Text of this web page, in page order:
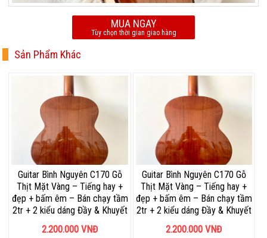
MUA NGAY
Tùy chọn thời gian giao hàng
Sản Phẩm Khác
Guitar Bình Nguyên C170 Gỗ
Thịt Mặt Vàng – Tiếng hay +
đẹp + bấm êm – Bán chạy tầm
2tr + 2 kiểu dáng Đầy & Khuyết
2.200.000 VNĐ
Guitar Bình Nguyên C170 Gỗ
Thịt Mặt Vàng – Tiếng hay +
đẹp + bấm êm – Bán chạy tầm
2tr + 2 kiểu dáng Đầy & Khuyết
2.200.000 VNĐ